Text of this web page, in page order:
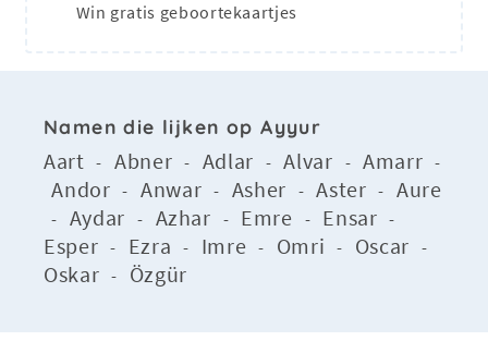
Win gratis geboortekaartjes
Namen die lijken op Ayyur
Aart -Abner - Adlar -Alvar -Amarr -
Andor - Anwar - Asher -Aster -Aure
- Aydar - Azhar - Emre - Ensar -
Esper - Ezra - Imre - Omri - Oscar -
Oskar - Özgür